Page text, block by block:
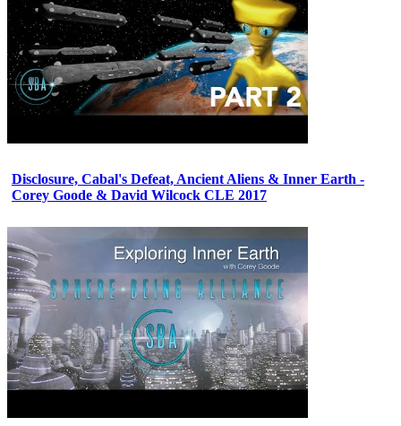
Disclosure, Cabal's Defeat, Ancient Aliens & Inner Earth -
Corey Goode & David Wilcock CLE 2017